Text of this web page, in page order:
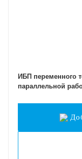
ИБП переменного
параллельной